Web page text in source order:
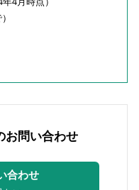
お問い合わせ
合わせ